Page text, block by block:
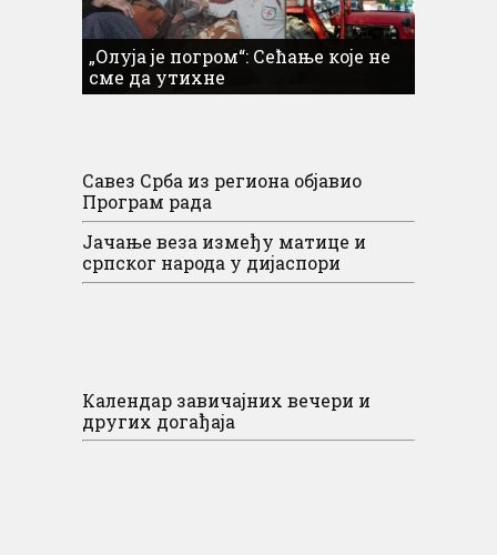
„Олуја је погром“: Сећање које не
сме да утихне
Савез Срба из региона објавио
Програм рада
Јачање веза између матице и
српског народа у дијаспори
Календар завичајних вечери и
других догађаја